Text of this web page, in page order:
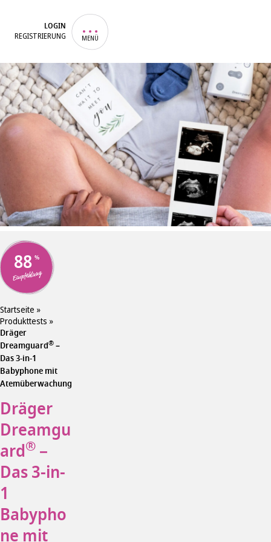
LOGIN
REGISTRIERUNG MENÜ
88
Empfehlung
Startseite »
Produkttests »
Dräger
Dreamguard®–
Das 3-in-1
Babyphone mit
Atemüberwachung
Dräger
Dreamgu
ard® –
Das 3-in-
1
Babypho